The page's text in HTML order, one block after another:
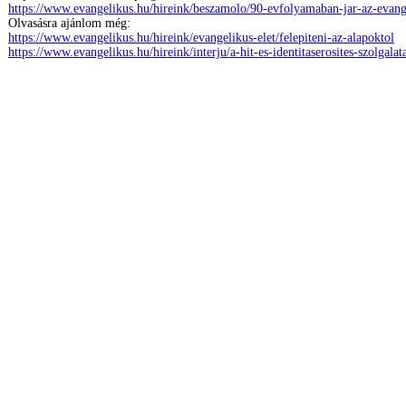
https://www.evangelikus.hu/hireink/beszamolo/90-evfolyamaban-jar-az-
Olvasásra ajánlom még:
https://www.evangelikus.hu/hireink/evangelikus-elet/felepiteni-az-alapoktol
https://www.evangelikus.hu/hireink/interju/a-hit-es-identitaserosites-